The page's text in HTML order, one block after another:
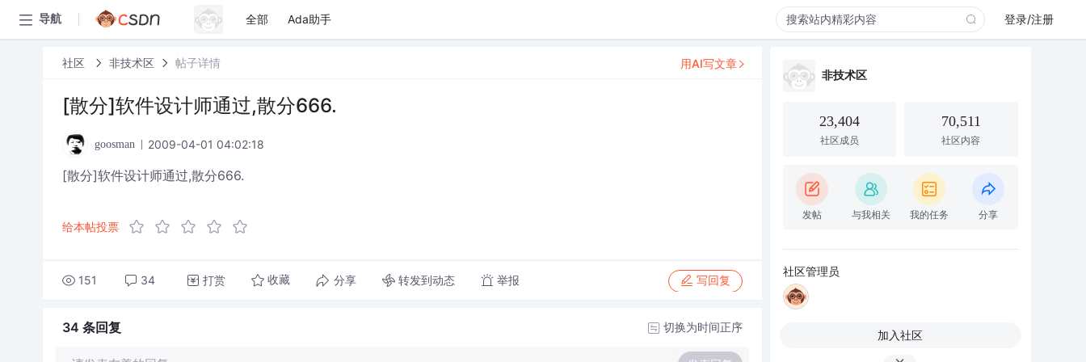
导航 全部 Ada助手 登录/注册
社区 非技术区 帖子详情
[散分]软件设计师通过,散分666.
goosman 2009-04-01 04:02:18
[散分]软件设计师通过,散分666.
给本帖投票
151 34 打赏 收藏 分享 转发到动态 举报 写回复
用AI写文章
34 条回复 切换为时间正序
非技术区
23,404
社区成员
70,511
社区内容
发帖 与我相关 我的任务 分享
社区管理员
加入社区